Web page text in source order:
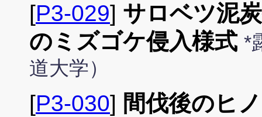
[P3-029] サロベツ泥
のミズゴケ侵入様式 *
道大学）
[P3-030] 間伐後のヒ